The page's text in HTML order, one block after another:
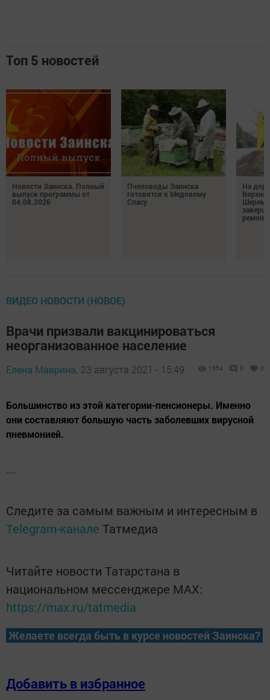
Топ 5 новостей
Новости Заинска. Полный
выпуск программы от
04.08.2026
Пчеловоды Заинска
готовятся к Медовому
Спасу
На
ремонт
ВИДЕО НОВОСТИ (НОВОЕ)
Врачи призвали вакцинироваться
неорганизованное население
Елена Маврина, 23 августа 2021 - 15:49 1654 0 0
Большинство из этой категории-пенсионеры. Именно
они составляют большую часть заболевших вирусной
пневмонией.
....
Следите за самым важным и интересным в
Telegram-канале Татмедиа
Читайте новости Татарстана в
национальном мессенджере MАХ:
https://max.ru/tatmedia
Желаете всегда быть в курсе новостей Заинска?
Добавить в избранное